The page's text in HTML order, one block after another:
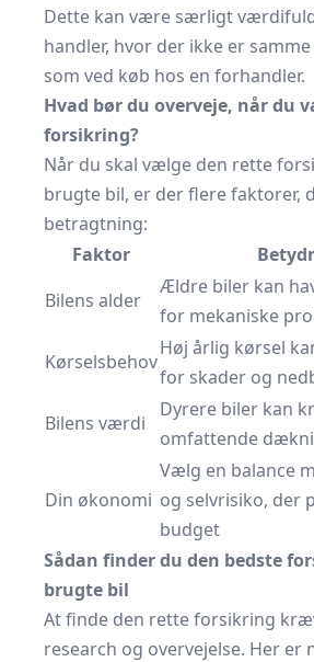
Dette kan være særligt
handler, hvor der ikke er
som ved køb hos en forhandler.
Hvad bør du overveje, når du
forsikring?
Når du skal vælge den rette
brugte bil, er der flere faktorer,
betragtning:
Faktor
Bilens alder
Ældre biler kan
for mekaniske
Kørselsbehov
Høj årlig kørsel
for skader og
Bilens værdi
Dyrere biler kan
omfattende
Din økonomi
Vælg en balance
og selvrisiko, der
budget
Sådan finder du den bedste
brugte bil
At finde den rette forsikring
research og overvejelse. Her er